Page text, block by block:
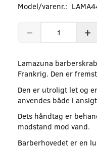
Model/varenr.:
Lamazuna
Frankrig. Den er
Den er utroligt let og
anvendes både i
Dets håndtag er
modstand mod vand.
Barberhovedet er en